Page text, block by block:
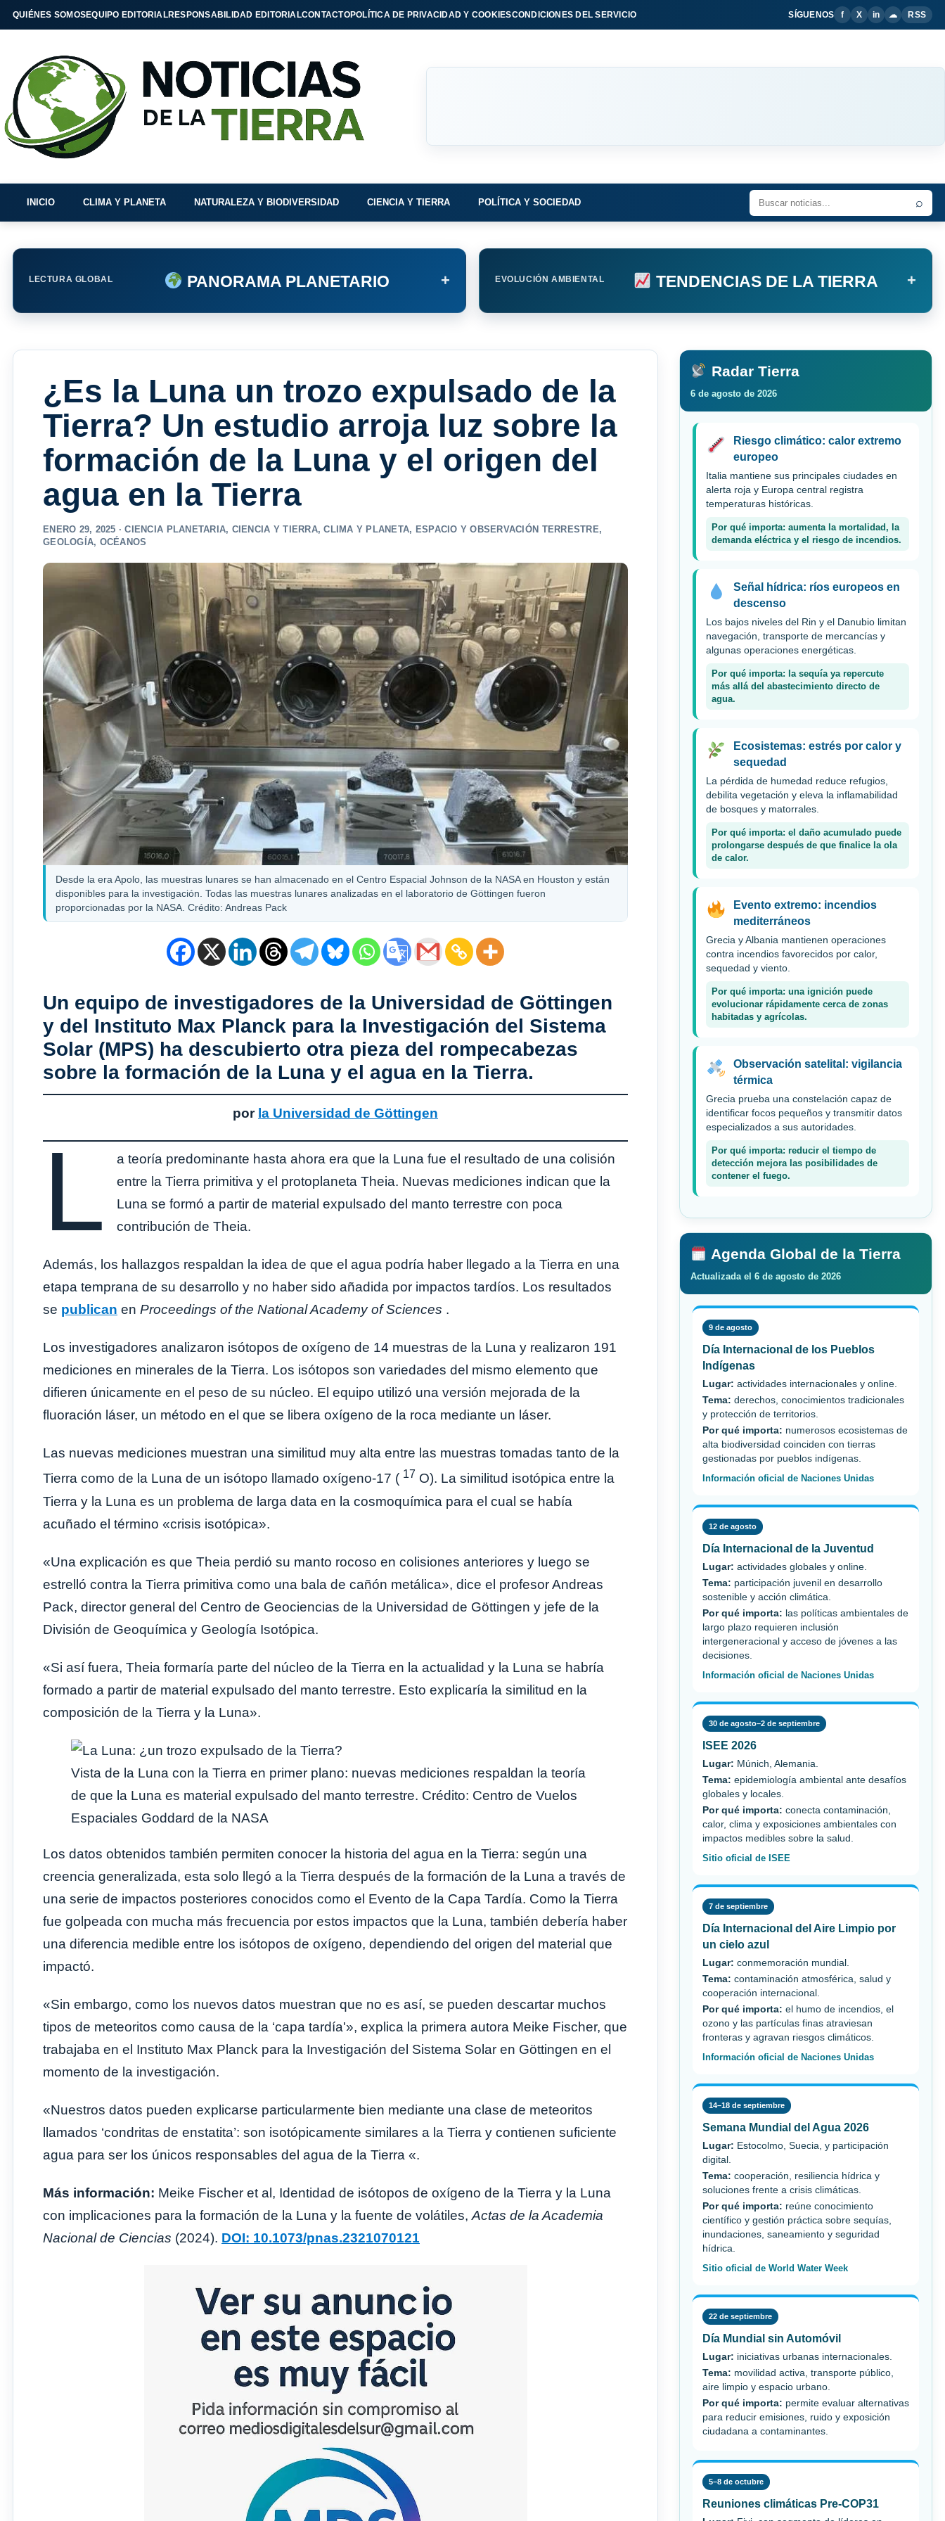
QUIÉNES SOMOSEQUIPO EDITORIALRESPONSABILIDAD EDITORIALCONTACTOPOLÍTICA DE PRIVACIDAD Y COOKIESCONDICIONES DEL SERVICIO SÍGUENOS f X in ☁ RSS
INICIO CLIMA Y PLANETA NATURALEZA Y BIODIVERSIDAD CIENCIA Y TIERRA POLÍTICA Y SOCIEDAD ⌕
LECTURA GLOBAL PANORAMA PLANETARIO + EVOLUCIÓN AMBIENTAL TENDENCIAS DE LA TIERRA +
¿Es la Luna un trozo expulsado de la
Tierra? Un estudio arroja luz sobre la
formación de la Luna y el origen del
agua en la Tierra
ENERO 29, 2025 ·CIENCIA PLANETARIA, CIENCIA Y TIERRA,CLIMA Y PLANETA, ESPACIO Y OBSERVACIÓN TERRESTRE,
GEOLOGÍA, OCÉANOS
Desde la era Apolo, las muestras lunares se han almacenado en el Centro Espacial Johnson de la NASA en Houston y están
disponibles para la investigación. Todas las muestras lunares analizadas en el laboratorio de Göttingen fueron
proporcionadas por la NASA. Crédito: Andreas Pack
Un equipo de investigadores de la Universidad de Göttingen
y del Instituto Max Planck para la Investigación del Sistema
Solar (MPS) ha descubierto otra pieza del rompecabezas
sobre la formación de la Luna y el agua en la Tierra.
por la Universidad de Göttingen
L
a teoría predominante hasta ahora era que la Luna fue el resultado de una colisión
entre la Tierra primitiva y el protoplaneta Theia. Nuevas mediciones indican que la
Luna se formó a partir de material expulsado del manto terrestre con poca
contribución de Theia.
Además, los hallazgos respaldan la idea de que el agua podría haber llegado a la Tierra en una
etapa temprana de su desarrollo y no haber sido añadida por impactos tardíos. Los resultados
se publican en Proceedings of the National Academy of Sciences .
Los investigadores analizaron isótopos de oxígeno de 14 muestras de la Luna y realizaron 191
mediciones en minerales de la Tierra. Los isótopos son variedades del mismo elemento que
difieren únicamente en el peso de su núcleo. El equipo utilizó una versión mejorada de la
fluoración láser, un método en el que se libera oxígeno de la roca mediante un láser.
Las nuevas mediciones muestran una similitud muy alta entre las muestras tomadas tanto de la
Tierra como de la Luna de un isótopo llamado oxígeno-17 ( 17 O). La similitud isotópica entre la
Tierra y la Luna es un problema de larga data en la cosmoquímica para el cual se había
acuñado el término «crisis isotópica».
«Una explicación es que Theia perdió su manto rocoso en colisiones anteriores y luego se
estrelló contra la Tierra primitiva como una bala de cañón metálica», dice el profesor Andreas
Pack, director general del Centro de Geociencias de la Universidad de Göttingen y jefe de la
División de Geoquímica y Geología Isotópica.
«Si así fuera, Theia formaría parte del núcleo de la Tierra en la actualidad y la Luna se habría
formado a partir de material expulsado del manto terrestre. Esto explicaría la similitud en la
composición de la Tierra y la Luna».
Vista de la Luna con la Tierra en primer plano: nuevas mediciones respaldan la teoría
de que la Luna es material expulsado del manto terrestre. Crédito: Centro de Vuelos
Espaciales Goddard de la NASA
Los datos obtenidos también permiten conocer la historia del agua en la Tierra: según una
creencia generalizada, esta solo llegó a la Tierra después de la formación de la Luna a través de
una serie de impactos posteriores conocidos como el Evento de la Capa Tardía. Como la Tierra
fue golpeada con mucha más frecuencia por estos impactos que la Luna, también debería haber
una diferencia medible entre los isótopos de oxígeno, dependiendo del origen del material que
impactó.
«Sin embargo, como los nuevos datos muestran que no es así, se pueden descartar muchos
tipos de meteoritos como causa de la ‘capa tardía'», explica la primera autora Meike Fischer, que
trabajaba en el Instituto Max Planck para la Investigación del Sistema Solar en Göttingen en el
momento de la investigación.
«Nuestros datos pueden explicarse particularmente bien mediante una clase de meteoritos
llamados ‘condritas de enstatita’: son isotópicamente similares a la Tierra y contienen suficiente
agua para ser los únicos responsables del agua de la Tierra «.
Más información: Meike Fischer et al, Identidad de isótopos de oxígeno de la Tierra y la Luna
con implicaciones para la formación de la Luna y la fuente de volátiles, Actas de la Academia
Nacional de Ciencias (2024). DOI: 10.1073/pnas.2321070121
Radar Tierra
6 de agosto de 2026
Riesgo climático: calor extremo
europeo
Italia mantiene sus principales ciudades en
alerta roja y Europa central registra
temperaturas históricas.
Por qué importa: aumenta la mortalidad, la
demanda eléctrica y el riesgo de incendios.
Señal hídrica: ríos europeos en
descenso
Los bajos niveles del Rin y el Danubio limitan
navegación, transporte de mercancías y
algunas operaciones energéticas.
Por qué importa: la sequía ya repercute
más allá del abastecimiento directo de
agua.
Ecosistemas: estrés por calor y
sequedad
La pérdida de humedad reduce refugios,
debilita vegetación y eleva la inflamabilidad
de bosques y matorrales.
Por qué importa: el daño acumulado puede
prolongarse después de que finalice la ola
de calor.
Evento extremo: incendios
mediterráneos
Grecia y Albania mantienen operaciones
contra incendios favorecidos por calor,
sequedad y viento.
Por qué importa: una ignición puede
evolucionar rápidamente cerca de zonas
habitadas y agrícolas.
Observación satelital: vigilancia
térmica
Grecia prueba una constelación capaz de
identificar focos pequeños y transmitir datos
especializados a sus autoridades.
Por qué importa: reducir el tiempo de
detección mejora las posibilidades de
contener el fuego.
Agenda Global de la Tierra
Actualizada el 6 de agosto de 2026
9 de agosto
Día Internacional de los Pueblos
Indígenas
Lugar: actividades internacionales y online.
Tema: derechos, conocimientos tradicionales
y protección de territorios.
Por qué importa: numerosos ecosistemas de
alta biodiversidad coinciden con tierras
gestionadas por pueblos indígenas.
Información oficial de Naciones Unidas
12 de agosto
Día Internacional de la Juventud
Lugar: actividades globales y online.
Tema: participación juvenil en desarrollo
sostenible y acción climática.
Por qué importa: las políticas ambientales de
largo plazo requieren inclusión
intergeneracional y acceso de jóvenes a las
decisiones.
Información oficial de Naciones Unidas
30 de agosto–2 de septiembre
ISEE 2026
Lugar: Múnich, Alemania.
Tema: epidemiología ambiental ante desafíos
globales y locales.
Por qué importa: conecta contaminación,
calor, clima y exposiciones ambientales con
impactos medibles sobre la salud.
Sitio oficial de ISEE
7 de septiembre
Día Internacional del Aire Limpio por
un cielo azul
Lugar: conmemoración mundial.
Tema: contaminación atmosférica, salud y
cooperación internacional.
Por qué importa: el humo de incendios, el
ozono y las partículas finas atraviesan
fronteras y agravan riesgos climáticos.
Información oficial de Naciones Unidas
14–18 de septiembre
Semana Mundial del Agua 2026
Lugar: Estocolmo, Suecia, y participación
digital.
Tema: cooperación, resiliencia hídrica y
soluciones frente a crisis climáticas.
Por qué importa: reúne conocimiento
científico y gestión práctica sobre sequías,
inundaciones, saneamiento y seguridad
hídrica.
Sitio oficial de World Water Week
22 de septiembre
Día Mundial sin Automóvil
Lugar: iniciativas urbanas internacionales.
Tema: movilidad activa, transporte público,
aire limpio y espacio urbano.
Por qué importa: permite evaluar alternativas
para reducir emisiones, ruido y exposición
ciudadana a contaminantes.
5–8 de octubre
Reuniones climáticas Pre-COP31